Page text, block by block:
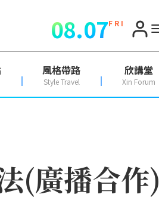
08.07F R I
風格帶路
Style Travel
欣講堂
Xin Forum
(廣播合作)